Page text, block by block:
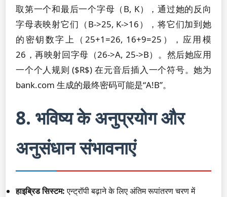
取第一个和最后一个字母（B, K），通过她的反向
字母表映射它们（B->25, K->16），将它们加到她
的密钥数字上（25+1=26, 16+9=25），应用模
26，再映射回字母（26->A, 25->B）。然后她应用
一个个人规则 ($R$) 在元音后插入一个符号。她为
bank.com 生成的最终密码可能是“A!B”。
8. भविष्य के अनुप्रयोग और
अनुसंधान संभावनाएं
हाइब्रिड सिस्टम:एन्ट्रॉपी बढ़ाने के लिए अंतिम रूपांतरण चरण में